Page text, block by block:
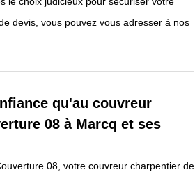
devis, vous pouvez vous adresser à nos
qu'au couvreur
08 à Marcq et ses
08, votre couvreur charpentier de